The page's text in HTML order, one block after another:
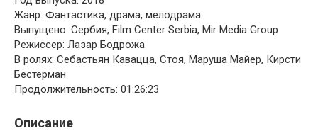
Жанр: Фантастика, драма, мелодрама
Выпущено: Сербия, Film Center Serbia, Mir Media Group
Режиссер: Лазар Бодрожа
В ролях: Себастьян Кавацца, Стоя, Маруша Майер, Кирсти
Бестерман
Продолжительность: 01:26:23
Описание